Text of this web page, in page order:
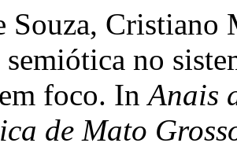
Souza,
semiótica no
foco. InAnais
de Mato